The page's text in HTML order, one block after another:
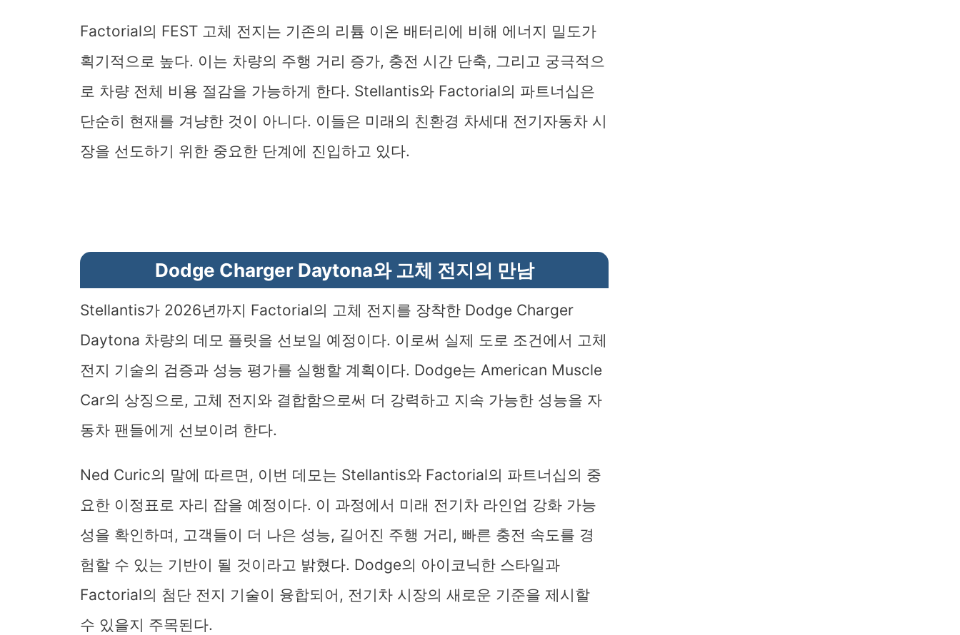
Factorial의 FEST 고체 전지는 기존의 리튬 이온 배터리에 비해 에너지 밀도가
획기적으로 높다. 이는 차량의 주행 거리 증가, 충전 시간 단축, 그리고 궁극적으
로 차량 전체 비용 절감을 가능하게 한다. Stellantis와 Factorial의 파트너십은
단순히 현재를 겨냥한 것이 아니다. 이들은 미래의 친환경 차세대 전기자동차 시
장을 선도하기 위한 중요한 단계에 진입하고 있다.
Dodge Charger Daytona와 고체 전지의 만남
Stellantis가 2026년까지 Factorial의 고체 전지를 장착한 Dodge Charger
Daytona 차량의 데모 플릿을 선보일 예정이다. 이로써 실제 도로 조건에서 고체
전지 기술의 검증과 성능 평가를 실행할 계획이다. Dodge는 American Muscle
Car의 상징으로, 고체 전지와 결합함으로써 더 강력하고 지속 가능한 성능을 자
동차 팬들에게 선보이려 한다.
Ned Curic의 말에 따르면, 이번 데모는 Stellantis와 Factorial의 파트너십의 중
요한 이정표로 자리 잡을 예정이다. 이 과정에서 미래 전기차 라인업 강화 가능
성을 확인하며, 고객들이 더 나은 성능, 길어진 주행 거리, 빠른 충전 속도를 경
험할 수 있는 기반이 될 것이라고 밝혔다. Dodge의 아이코닉한 스타일과
Factorial의 첨단 전지 기술이 융합되어, 전기차 시장의 새로운 기준을 제시할
수 있을지 주목된다.